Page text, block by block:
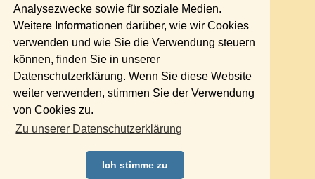
Analysezwecke sowie für soziale Medien.
Weitere Informationen darüber, wie wir Cookies
verwenden und wie Sie die Verwendung steuern
können, finden Sie in unserer
Datenschutzerklärung. Wenn Sie diese Website
weiter verwenden, stimmen Sie der Verwendung
von Cookies zu.
Zu unserer Datenschutzerklärung
Ich stimme zu
Lichtenberg
Marzahn
Neukölln
Pankow
Reinickendorf
Schöneberg
Spandau
Steglitz
Tempelhof
Treptow
Umland Ost